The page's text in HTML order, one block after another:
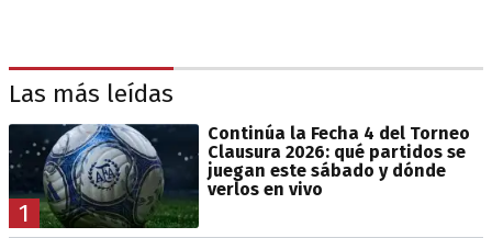
Las más leídas
1
Continúa la Fecha 4 del Torneo
Clausura 2026: qué partidos se
juegan este sábado y dónde
verlos en vivo